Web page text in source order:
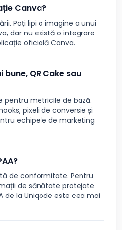
Canva?
Poți lipi o imagine a unui
dar nu există o integrare
oficială Canva.
QR Cake sau
pentru metricile de bază.
pixeli de conversie și
echipele de marketing
de conformitate. Pentru
de sănătate protejate
de la Uniqode este cea mai